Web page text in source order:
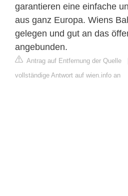
garantieren eine einfache
aus ganz Europa. Wiens
gelegen und gut an das
angebunden.
Antrag auf Entfernung der Quelle
vollständige Antwort auf wien.info an